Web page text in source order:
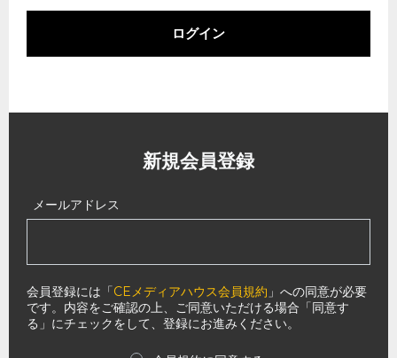
ログイン
新規会員登録
メールアドレス
会員登録には「CEメディアハウス会員規約 」への同意が必要
です。内容をご確認の上、ご同意いただける場合「同意す
る」にチェックをして、登録にお進みください。